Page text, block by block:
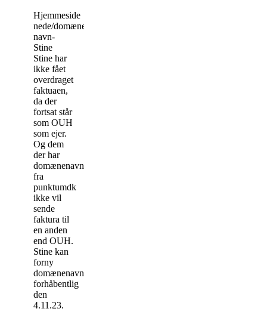
Hjemmeside
nede/domæne
navn-
Stine
Stine har
ikke fået
overdraget
faktuaen,
da der
fortsat står
som OUH
som ejer.
Og dem
der har
domænenavne
fra
punktumdk
ikke vil
sende
faktura til
en anden
end OUH.
Stine kan
forny
domænenavnet
forhåbentlig
den
4.11.23.